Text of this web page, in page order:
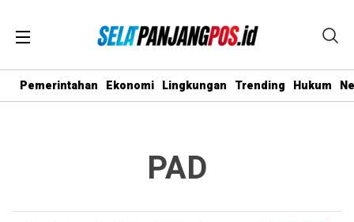
Pemerintahan Ekonomi Lingkungan Trending Hukum
PAD